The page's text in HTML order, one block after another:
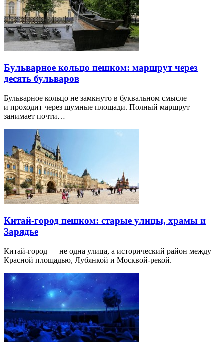
Бульварное кольцо пешком: маршрут через
десять бульваров
Бульварное кольцо не замкнуто в буквальном смысле
и проходит через шумные площади. Полный маршрут
занимает почти…
Китай-город пешком: старые улицы, храмы и
Зарядье
Китай-город — не одна улица, а исторический район между
Красной площадью, Лубянкой и Москвой-рекой.